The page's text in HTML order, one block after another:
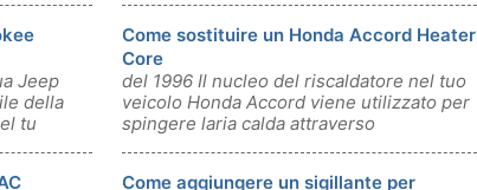
Jeep
della
tu
Come sostituire un Honda Accord Heater
Core
del 1996 Il nucleo del riscaldatore nel tuo
veicolo Honda Accord viene utilizzato per
spingere laria calda attraverso
Come aggiungere un sigillante per